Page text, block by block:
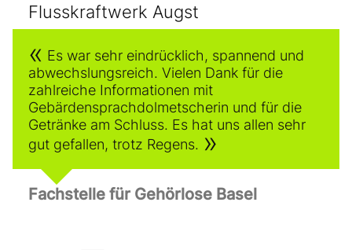
Flusskraftwerk Augst
Es war sehr eindrücklich, spannend und
abwechslungsreich. Vielen Dank für die
zahlreiche Informationen mit
Gebärdensprachdolmetscherin und für die
Getränke am Schluss. Es hat uns allen sehr
gut gefallen, trotz Regens.
Fachstelle für Gehörlose Basel